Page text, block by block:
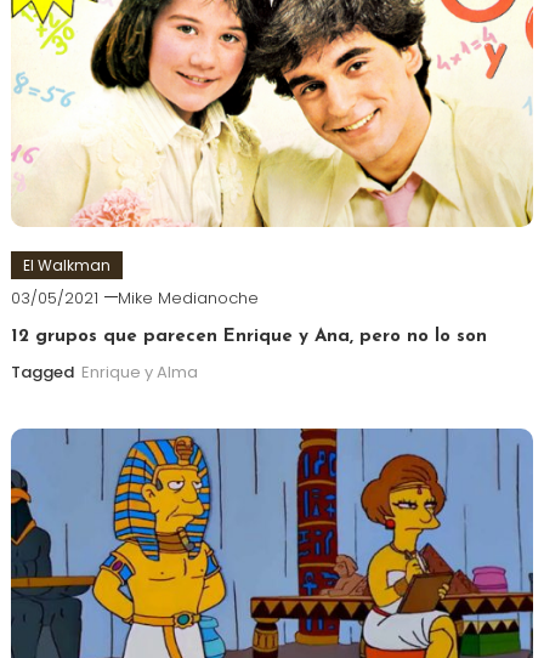
El Walkman
03/05/2021 Mike Medianoche
12 grupos que parecen Enrique y Ana, pero no lo son
Tagged Enrique y Alma